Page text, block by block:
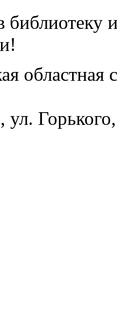
библиотеку
областная
ул.